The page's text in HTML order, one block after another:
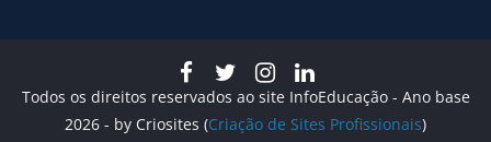
Todos os direitos reservados ao site InfoEducação - Ano base
2026 - by Criosites (Criação de Sites Profissionais)